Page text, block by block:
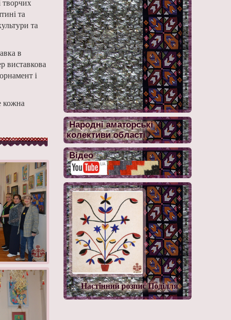
Народні аматорські
колективи області
Відео
Настінний розпис Поділля
творчих
та
та
в
виставкова
і
кожна